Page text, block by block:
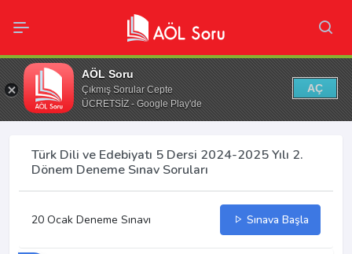
AÖL Soru
Çıkmış Sorular Cepte
ÜCRETSİZ - Google Play'de
AÇ
Türk Dili ve Edebiyatı 5 Dersi 2024-2025 Yılı 2.
Dönem Deneme Sınav Soruları
20 Ocak Deneme Sınavı Sınava Başla